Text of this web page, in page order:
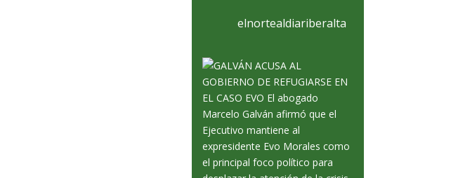
elnortealdiariberalta